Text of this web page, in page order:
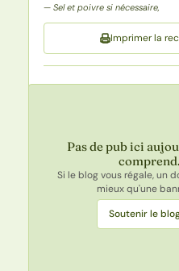
Sel et poivre si nécessaire,
Imprimer la
Pas de pub ici
comprend.
Si le blog vous régale, un
mieux qu'une
Soutenir le